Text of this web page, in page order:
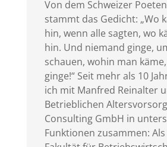
Von dem Schweizer
stammt das Gedicht: „Wo
hin, wenn alle sagten, wo
hin. Und niemand ginge,
schauen, wohin man
ginge!“ Seit mehr als 10
ich mit Manfred Reinalter
Betrieblichen
Consulting GmbH in
Funktionen zusammen: